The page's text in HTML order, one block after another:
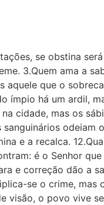
se obstina
3.Quem ama a
aquele que o
ímpio há um ardil,
cidade, mas os
e a recalca.
é o Senhor
e correção dão a
se o crime,
visão, o povo vive